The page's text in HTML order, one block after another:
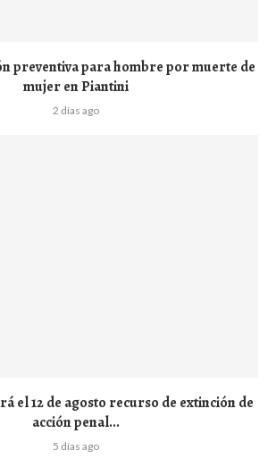
preventiva para hombre por muerte de
mujer en Piantini
2 días ago
el 12 de agosto recurso de extinción de
acción penal...
5 días ago